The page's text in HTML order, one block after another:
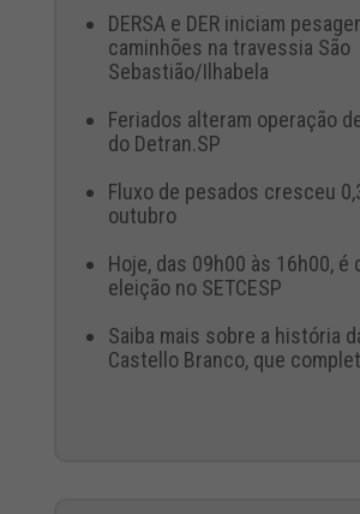
DERSA e DER iniciam
caminhões na travessia São
Sebastião/Ilhabela
Feriados alteram operação
do Detran.SP
Fluxo de pesados cresceu
outubro
Hoje, das 09h00 às 16h00, é
eleição no SETCESP
Saiba mais sobre a história
Castello Branco, que